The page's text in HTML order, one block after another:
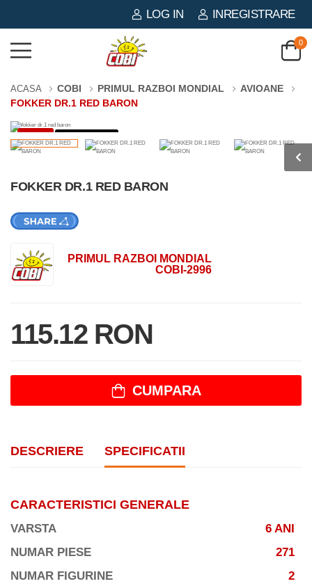
LOG IN INREGISTRARE
0
ACASA COBI PRIMUL RAZBOI MONDIAL
AVIOANE
FOKKER DR.1 RED BARON
-3% 271 PIESE
FOKKER DR.1 RED BARON
PRIMUL RAZBOI MONDIAL
COBI-2996
115.12 RON
CUMPARA
DESCRIERE SPECIFICATII
CARACTERISTICI GENERALE
VARSTA
6 ANI
NUMAR PIESE
271
NUMAR FIGURINE
2